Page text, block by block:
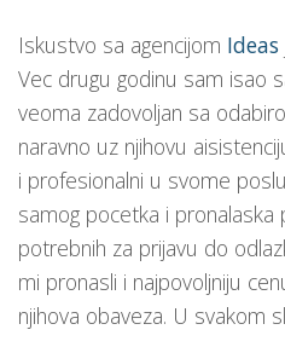
Iskustvo sa agencijom Ideas
Vec drugu godinu sam isao
veoma zadovoljan sa
naravno uz njihovu
i profesionalni u svome
samog pocetka i pronalaska
potrebnih za prijavu do
mi pronasli i najpovoljniju
njihova obaveza. U svakom